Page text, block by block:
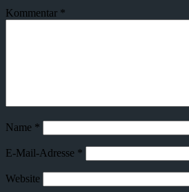
Kommentar *
Name *
E-Mail-Adresse *
Website